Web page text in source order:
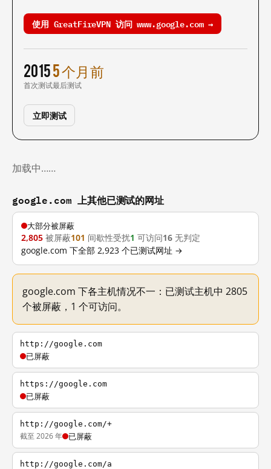
使用 GreatFireVPN 访问 www.google.com →
2015
首次测试
5 个月前
最后测试
立即测试
加载中……
google.com 上其他已测试的网址
大部分被屏蔽
2,805 被屏蔽101 间歇性受扰1 可访问16 无判定
google.com 下全部 2,923 个已测试网址 →
google.com 下各主机情况不一：已测试主机中 2805
个被屏蔽，1 个可访问。
http://google.com
已屏蔽
https://google.com
已屏蔽
http://google.com/+
截至 2026 年 已屏蔽
http://google.com/a